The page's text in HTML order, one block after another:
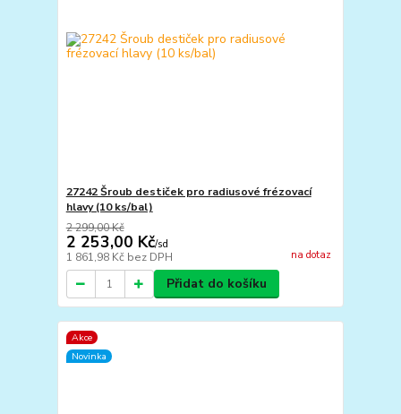
27242 Šroub destiček pro radiusové frézovací
hlavy (10 ks/bal)
2 299,00 Kč
2 253,00 Kč/sd
1 861,98 Kč bez DPH na dotaz
Přidat do košíku
Akce
Novinka